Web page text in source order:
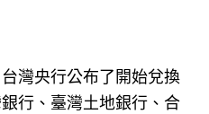
灣央行公布了開始兌換
行、臺灣土地銀行、合